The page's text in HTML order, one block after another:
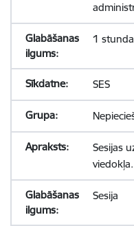
1 stunda
SES
Sesijas
viedokļa.
Sesija